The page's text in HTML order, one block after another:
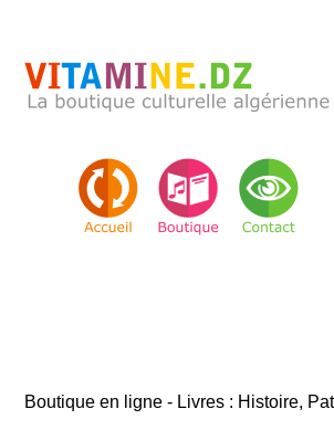
Boutique en ligne - Livres : Histoire,